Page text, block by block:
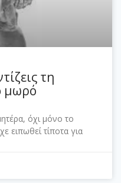
τη
μωρό
όχι μόνο το
ειπωθεί τίποτα για